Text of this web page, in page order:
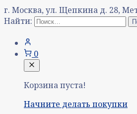
г. Москва, ул. Щепкина д. 28,
Найти:
0
Корзина пуста!
Начните делать покупки